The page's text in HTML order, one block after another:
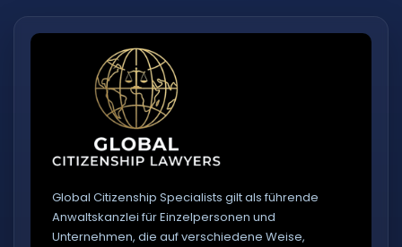
Global Citizenship Specialists gilt als führende
Anwaltskanzlei für Einzelpersonen und
Unternehmen, die auf verschiedene Weise,